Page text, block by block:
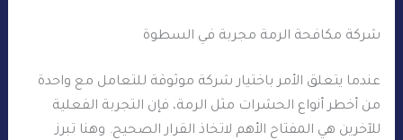
شركة مكافحة الرمة مجربة في السطوة
عندما يتعلق الأمر باختيار شركة موثوقة للتعامل مع واحدة
من أخطر أنواع الحشرات مثل الرمة، فإن التجربة الفعلية
للآخرين هي المفتاح الأهم لاتخاذ القرار الصحيح. وهنا تبرز